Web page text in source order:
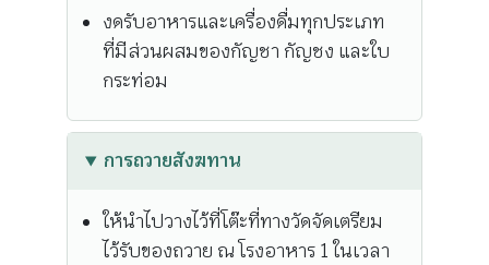
งดรับอาหารและเครื่องดื่มทุกประเภท
ที่มีส่วนผสมของกัญชา กัญชง และใบ
กระท่อม
การถวายสังฆทาน
ให้นำไปวางไว้ที่โต๊ะที่ทางวัดจัดเตรียม
ไว้รับของถวาย ณ โรงอาหาร 1 ในเวลา